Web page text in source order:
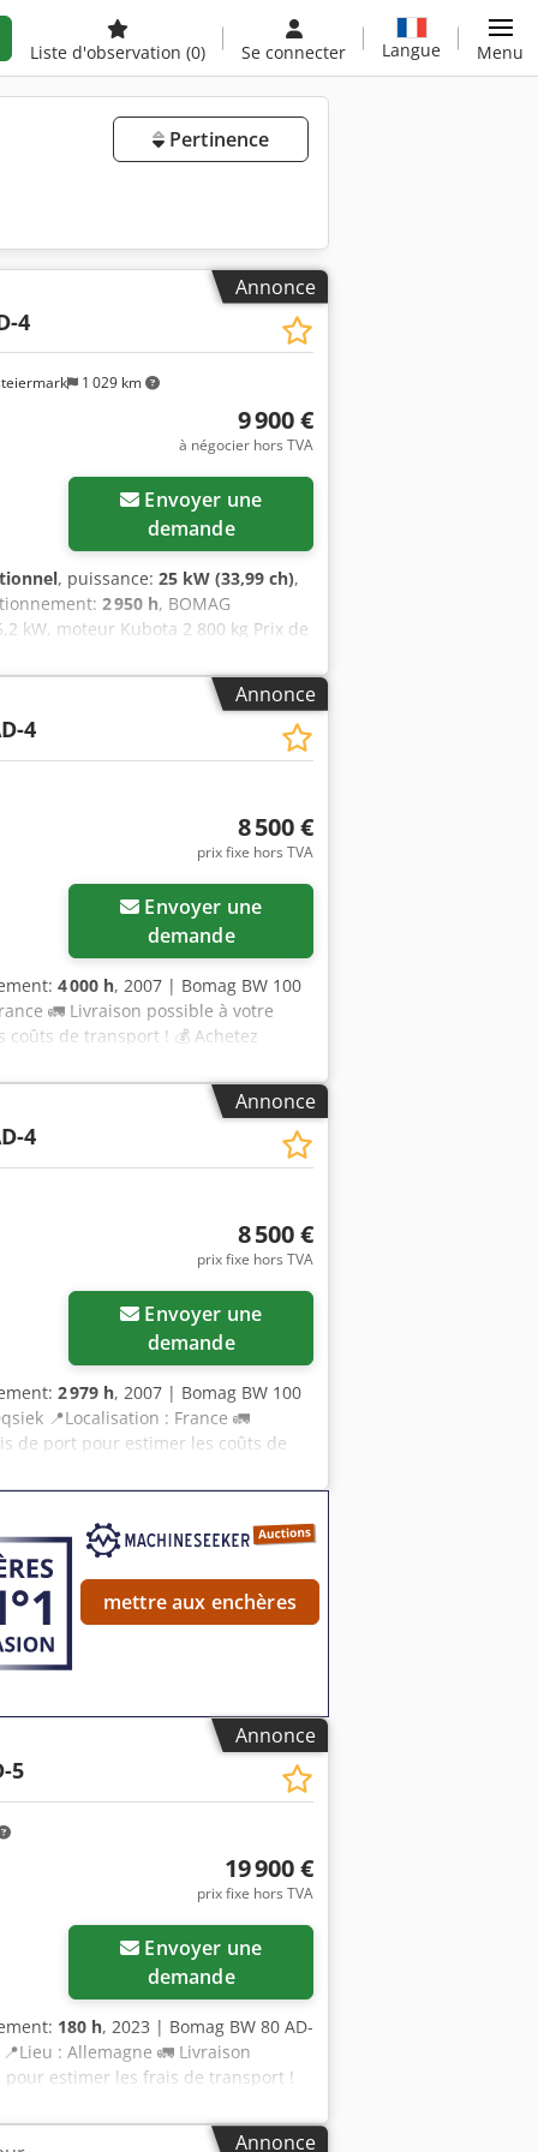
Liste d'observation (0) Se connecter Langue Menu
Pertinence
Annonce
1 029 km
4
9 900 €
à négocier hors TVA
demande
, puissance: 25 kW (33,99 ch),
2 950 h, BOMAG
kW, moteur Kubota 2 800 kg Prix de
2005 Dodjzc Iyvjpfx Alisck
: 8 800 €, hors taxes Hamm HD 10
Deutz 2 450 kg Prix de vente :
: 7 771 heures 20,1 kW, moteur
Annonce
4
8 500 €
prix fixe hors TVA
demande
4 000 h, 2007 | Bomag BW 100
🚛 Livraison possible à votre
de transport ! 💰 Achetez
possible moyennant des frais
indépendant 44 points d’inspection,
l’inspecteur : Machine en bon état.
mais tout est en ordre et il n’y a rien
d’inspection complet, des photos
» est souvent utilisée pour
machine et nos services se
possible sur le chantier ✔
🔄 Envisagez-vous d’autres
utiles pour tous les propriétaires et
Annonce
4
8 500 €
prix fixe hors TVA
demande
2 979 h, 2007 | Bomag BW 100
📍Localisation : France 🚛
de port pour estimer les coûts de
Paiement à la livraison possible
par un expert indépendant 43
ℹ️, 0 dépenses ⚠️ 📌
soupçon de petite fuite hydraulique.
supplémentaires ou une vidéo ?
rechercher des informations
se distinguent : ✔ Inspection
✔ Garantie de remboursement ✔
équipements ? Nous proposons
d’équipements, facilement
mettre aux enchères
Annonce
5
19 900 €
prix fixe hors TVA
demande
180 h, 2023 | Bomag BW 80 AD-
: Allemagne 🚛 Livraison
pour estimer les frais de transport !
à la livraison disponible pour un
indépendant 41 points
Annonce